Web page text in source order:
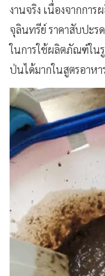
งานจริง เนื่องจากการ
จุลินทรีย์ ราคาสับปะร
ในการใช้ผลิตภัณฑ์ใน
ป่นได้มากในสูตรอาหา